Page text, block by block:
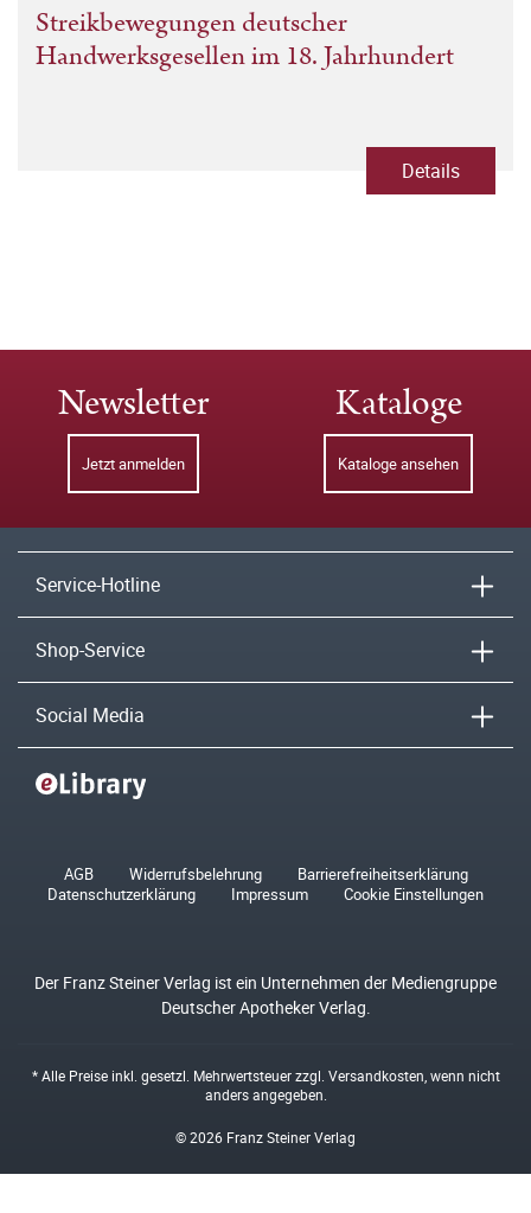
Streikbewegungen deutscher
Handwerksgesellen im 18. Jahrhundert
Details
Newsletter
Jetzt anmelden
Kataloge
Kataloge ansehen
Service-Hotline
Shop-Service
Social Media
AGB Widerrufsbelehrung
Barrierefreiheitserklärung
Datenschutzerklärung
Impressum Cookie Einstellungen
Der Franz Steiner Verlag ist ein Unternehmen der Mediengruppe
Deutscher Apotheker Verlag.
* Alle Preise inkl. gesetzl. Mehrwertsteuer zzgl. Versandkosten , wenn nicht
anders angegeben.
© 2026 Franz Steiner Verlag